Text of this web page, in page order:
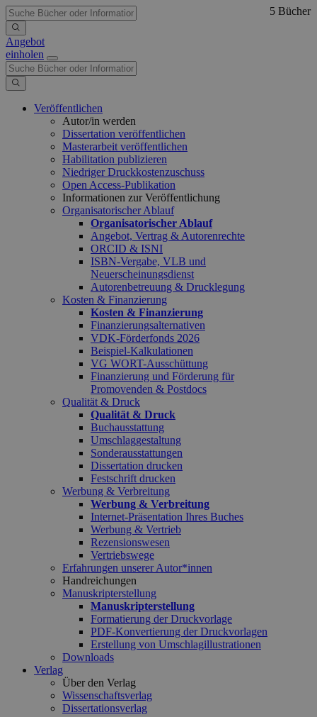
Angebot
einholen
Veröffentlichen
Autor/in werden
Dissertation veröffentlichen
Masterarbeit veröffentlichen
Habilitation publizieren
Niedriger Druckkostenzuschuss
Open Access-Publikation
Informationen zur Veröffentlichung
Organisatorischer Ablauf
Organisatorischer Ablauf
Angebot, Vertrag & Autorenrechte
ORCID & ISNI
ISBN-Vergabe, VLB und
Neuerscheinungsdienst
Autorenbetreuung & Drucklegung
Kosten & Finanzierung
Kosten & Finanzierung
Finanzierungsalternativen
VDK-Förderfonds 2026
Beispiel-Kalkulationen
VG WORT-Ausschüttung
Finanzierung und Förderung für
Promovenden & Postdocs
Qualität & Druck
Qualität & Druck
Buchausstattung
Umschlaggestaltung
Sonderausstattungen
Dissertation drucken
Festschrift drucken
Werbung & Verbreitung
Werbung & Verbreitung
Internet-Präsentation Ihres Buches
Werbung & Vertrieb
Rezensionswesen
Vertriebswege
Erfahrungen unserer Autor*innen
Handreichungen
Manuskripterstellung
Manuskripterstellung
Formatierung der Druckvorlage
PDF-Konvertierung der Druckvorlagen
Erstellung von Umschlagillustrationen
Downloads
Verlag
Über den Verlag
Wissenschaftsverlag
Dissertationsverlag
5 Bücher